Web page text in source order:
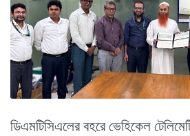
ডিএমটিসিএলের বহরে ভেহিকেল